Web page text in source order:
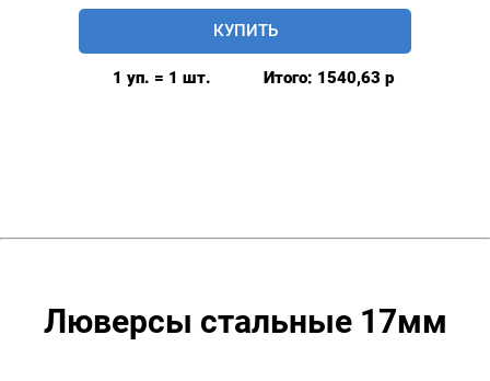
Люверсы
стальные
КУПИТЬ
1 уп. = 1 шт. Итого: 1540,63 р
Люверсы стальные 17мм